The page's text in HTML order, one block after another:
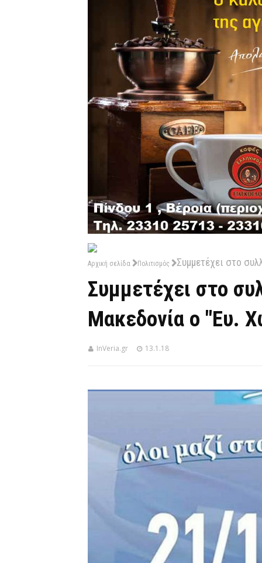
Αρχική σελίδα Πολιτισμός Συμμετέχει στο
Συμμετέχει στο
Μακεδονία ο "Ευ.
InVeria.gr 13.1.18